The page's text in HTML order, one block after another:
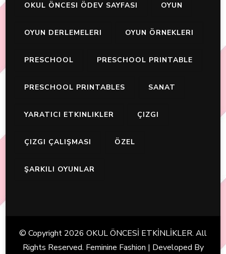
OKUL ÖNCESI ÖDEV SAYFASI OYUN
OYUN DERLEMELERI OYUN ÖRNEKLERI
PRESCHOOL PRESCHOOL PRINTABLE
PRESCHOOL PRINTABLES SANAT
YARATICI ETKINLIKLER ÇIZGI
ÇIZGI ÇALIŞMASI ÖZEL
ŞARKILI OYUNLAR
© Copyright 2026 OKUL ÖNCESİ ETKİNLİKLER. All
Rights Reserved. Feminine Fashion | Developed By